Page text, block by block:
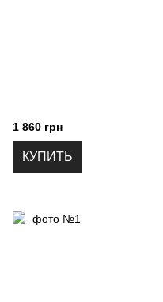
1 860 грн
КУПИТЬ